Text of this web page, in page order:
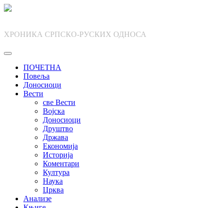
Skip
ХРОНИКА СРПСКО-РУСКИХ ОДНОСА
ПОЧЕТНА
Повеља
Доносиоци
Вести
све Вести
Војска
Доносиоци
Друштво
Држава
Економија
Историја
Коментари
Култура
Наука
Црква
Анализе